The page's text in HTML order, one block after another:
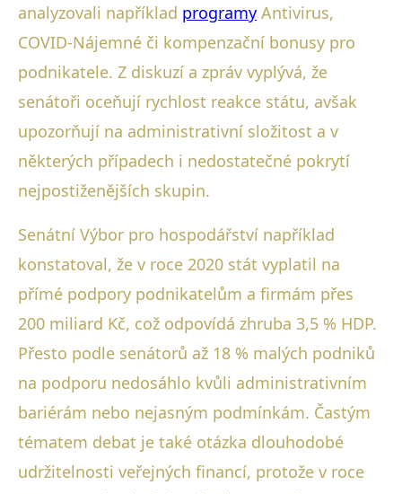
analyzovali například programy Antivirus,
COVID-Nájemné či kompenzační bonusy pro
podnikatele. Z diskuzí a zpráv vyplývá, že
senátoři oceňují rychlost reakce státu, avšak
upozorňují na administrativní složitost a v
některých případech i nedostatečné pokrytí
nejpostiženějších skupin.
Senátní Výbor pro hospodářství například
konstatoval, že v roce 2020 stát vyplatil na
přímé podpory podnikatelům a firmám přes
200 miliard Kč, což odpovídá zhruba 3,5 % HDP.
Přesto podle senátorů až 18 % malých podniků
na podporu nedosáhlo kvůli administrativním
bariérám nebo nejasným podmínkám. Častým
tématem debat je také otázka dlouhodobé
udržitelnosti veřejných financí, protože v roce